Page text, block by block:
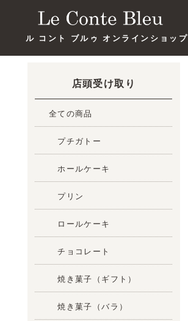
ル コント ブルゥ オンラインショップ
店頭受け取り
全ての商品
プチガトー
ホールケーキ
プリン
ロールケーキ
チョコレート
焼き菓子（ギフト）
焼き菓子（バラ）